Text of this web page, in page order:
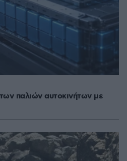
παλιών αυτοκινήτων με